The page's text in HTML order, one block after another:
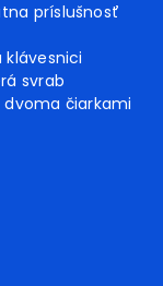
príslušnosť
klávesnici
svrab
dvoma čiarkami